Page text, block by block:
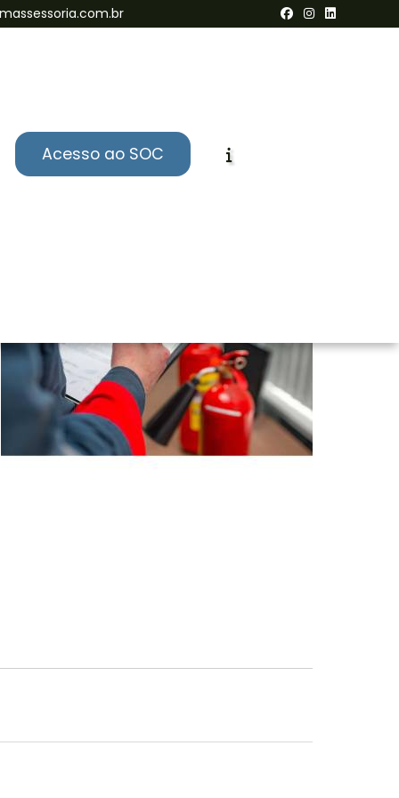
Acesso ao SOC